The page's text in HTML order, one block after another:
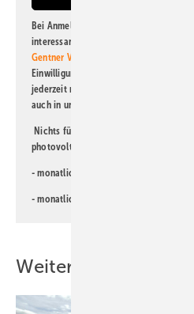
Bei Anmeldung zu diesem Newsletter
interessante Verlags- und Online-
Gentner Verlag GmbH & Co. KG
Einwilligung kann ich jederzeit
jederzeit möglich. Informationen zum
auch in unserer
Nichts für Sie dabei? Dann lesen Sie
photovoltaik-Newsletter!
- monatlicher
- monatlicher
Weitere Inhalte